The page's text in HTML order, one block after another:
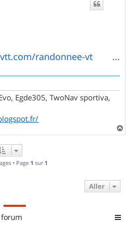
randonnee-vt ...
Egde305, TwoNav sportiva,
a
• Page 1 sur 1
Aller
forum